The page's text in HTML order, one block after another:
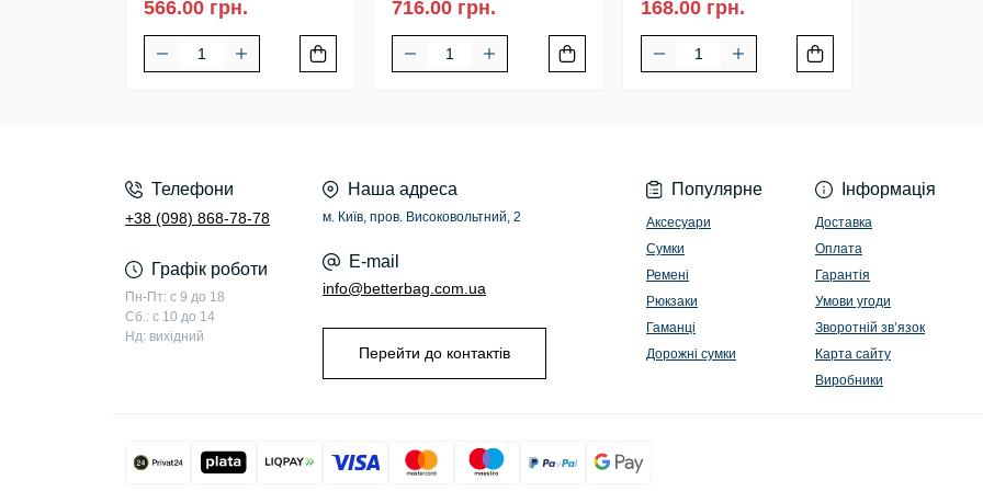
566.00 грн. 716.00 грн. 168.00 грн.
Телефони
+38 (098) 868-78-78
Графік роботи
Пн-Пт: с 9 до 18
Сб.: с 10 до 14
Нд: вихідний
Наша адреса
м. Київ, пров. Високовольтний, 2
E-mail
info@betterbag.com.ua
Перейти до контактів
Популярне
Аксесуари
Сумки
Ремені
Рюкзаки
Гаманці
Дорожні сумки
Інформація
Доставка
Оплата
Гарантія
Умови угоди
Зворотній зв’язок
Карта сайту
Виробники